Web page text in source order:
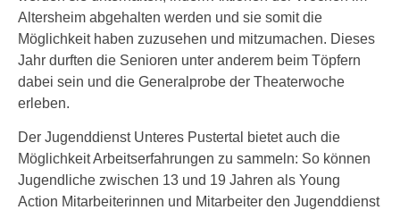
Altersheim abgehalten werden und sie somit die
Möglichkeit haben zuzusehen und mitzumachen. Dieses
Jahr durften die Senioren unter anderem beim Töpfern
dabei sein und die Generalprobe der Theaterwoche
erleben.
Der Jugenddienst Unteres Pustertal bietet auch die
Möglichkeit Arbeitserfahrungen zu sammeln: So können
Jugendliche zwischen 13 und 19 Jahren als Young
Action Mitarbeiterinnen und Mitarbeiter den Jugenddienst